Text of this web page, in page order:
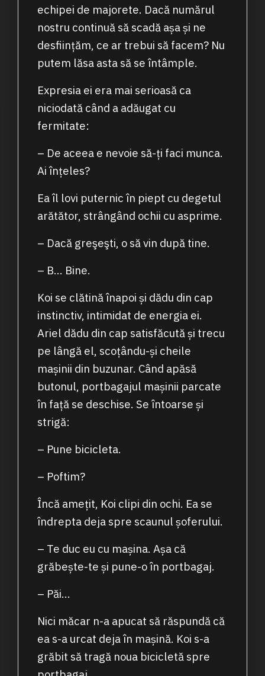
echipei de majorete. Dacă numărul
nostru continuă să scadă așa și ne
desființăm, ce ar trebui să facem? Nu
putem lăsa asta să se întâmple.
Expresia ei era mai serioasă ca
niciodată când a adăugat cu
fermitate:
– De aceea e nevoie să-ți faci munca.
Ai înțeles?
Ea îl lovi puternic în piept cu degetul
arătător, strângând ochii cu asprime.
– Dacă greşeşti, o să vin după tine.
– B… Bine.
Koi se clătină înapoi și dădu din cap
instinctiv, intimidat de energia ei.
Ariel dădu din cap satisfăcută și trecu
pe lângă el, scoțându-și cheile
mașinii din buzunar. Când apăsă
butonul, portbagajul mașinii parcate
în față se deschise. Se întoarse și
strigă:
– Pune bicicleta.
– Poftim?
Încă amețit, Koi clipi din ochi. Ea se
îndrepta deja spre scaunul șoferului.
– Te duc eu cu mașina. Așa că
grăbește-te și pune-o în portbagaj.
– Păi…
Nici măcar n-a apucat să răspundă că
ea s-a urcat deja în mașină. Koi s-a
grăbit să tragă noua bicicletă spre